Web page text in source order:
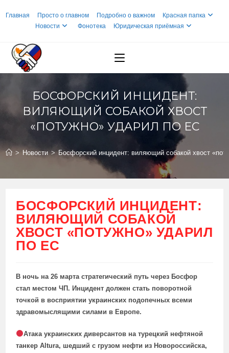
Главная Просто о главном Подробно о важном
Красная папка
Новости
Фонотека Юридическая приёмная
БОСФОРСКИЙ ИНЦИДЕНТ:
ВИЛЯЮЩИЙ СОБАКОЙ ХВОСТ
«ПОТУЖНО» УДАРИЛ ПО ЕС
> Новости > Босфорский инцидент: виляющий собакой хвост
БОСФОРСКИЙ ИНЦИДЕНТ:
ВИЛЯЮЩИЙ СОБАКОЙ
ХВОСТ «ПОТУЖНО» УДАРИЛ
ПО ЕС
В ночь на 26 марта стратегический путь через Босфор
стал местом ЧП. Инцидент должен стать поворотной
точкой в восприятии украинских подопечных всеми
здравомыслящими силами в Европе.
Атака украинских диверсантов на турецкий нефтяной
танкер Altura, шедший с грузом нефти из Новороссийска,